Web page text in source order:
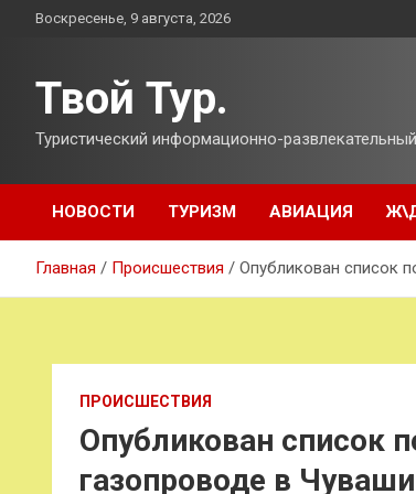
ПерейтиВоскресенье, 9 августа, 2026
Твой Тур.
Туристический информационно-
НОВОСТИ ТУРИЗМ АВИАЦИЯ
Главная Происшествия Опубликован список
ПРОИСШЕСТВИЯ
Опубликован список
газопроводе в